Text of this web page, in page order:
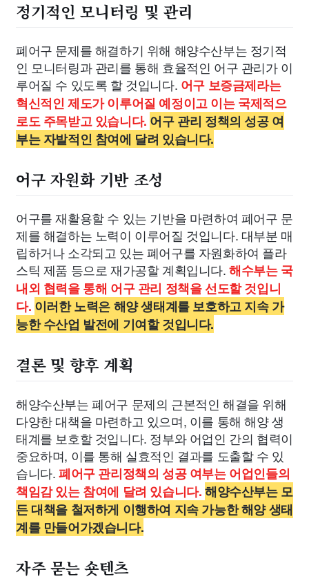
정기적인 모니터링 및 관리
폐어구 문제를 해결하기 위해 해양수산부는 정기적
인 모니터링과 관리를 통해 효율적인 어구 관리가 이
루어질 수 있도록 할 것입니다. 어구 보증금제라는
혁신적인 제도가 이루어질 예정이고 이는 국제적으
로도 주목받고 있습니다. 어구 관리 정책의 성공 여
부는 자발적인 참여에 달려 있습니다.
어구 자원화 기반 조성
어구를 재활용할 수 있는 기반을 마련하여 폐어구 문
제를 해결하는 노력이 이루어질 것입니다. 대부분 매
립하거나 소각되고 있는 폐어구를 자원화하여 플라
스틱 제품 등으로 재가공할 계획입니다.해수부는 국
내외 협력을 통해 어구 관리 정책을 선도할 것입니
다. 이러한 노력은 해양 생태계를 보호하고 지속 가
능한 수산업 발전에 기여할 것입니다.
결론 및 향후 계획
해양수산부는 폐어구 문제의 근본적인 해결을 위해
다양한 대책을 마련하고 있으며, 이를 통해 해양 생
태계를 보호할 것입니다. 정부와 어업인 간의 협력이
중요하며, 이를 통해 실효적인 결과를 도출할 수 있
습니다.폐어구 관리정책의 성공 여부는 어업인들의
책임감 있는 참여에 달려 있습니다.해양수산부는 모
든 대책을 철저하게 이행하여 지속 가능한 해양 생태
계를 만들어가겠습니다.
자주 묻는 숏텐츠